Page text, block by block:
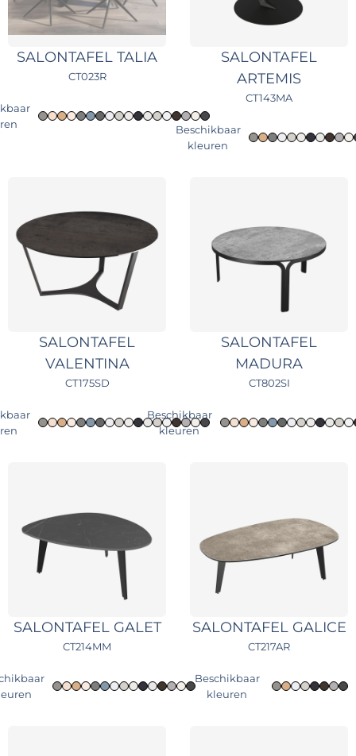
SALONTAFEL TALIA
CT023R
SALONTAFEL
ARTEMIS
CT143MA
Beschikbaar
kleuren
SALONTAFEL
VALENTINA
CT175SD
SALONTAFEL
MADURA
CT802SI
Beschikbaar
kleuren
SALONTAFEL GALET
CT214MM
SALONTAFEL GALICE
CT217AR
Beschikbaar
kleuren